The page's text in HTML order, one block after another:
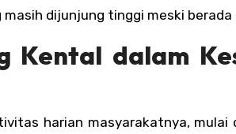
dijunjung tinggi meski berada
Kental dalam
harian masyarakatnya, mulai